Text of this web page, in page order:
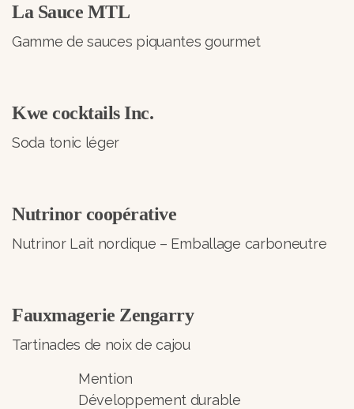
La Sauce MTL
Gamme de sauces piquantes gourmet
Kwe cocktails Inc.
Soda tonic léger
Nutrinor coopérative
Nutrinor Lait nordique – Emballage carboneutre
Fauxmagerie Zengarry
Tartinades de noix de cajou
Mention
Développement durable